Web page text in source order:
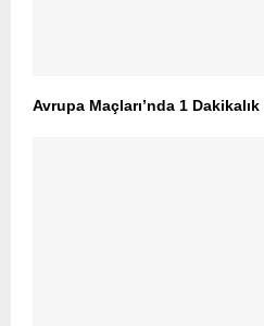
Avrupa Maçları’nda 1